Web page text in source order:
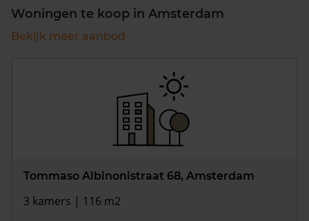
Woningen te koop in Amsterdam
Bekijk meer aanbod
Tommaso Albinonistraat 68, Amsterdam
3 kamers | 116 m2